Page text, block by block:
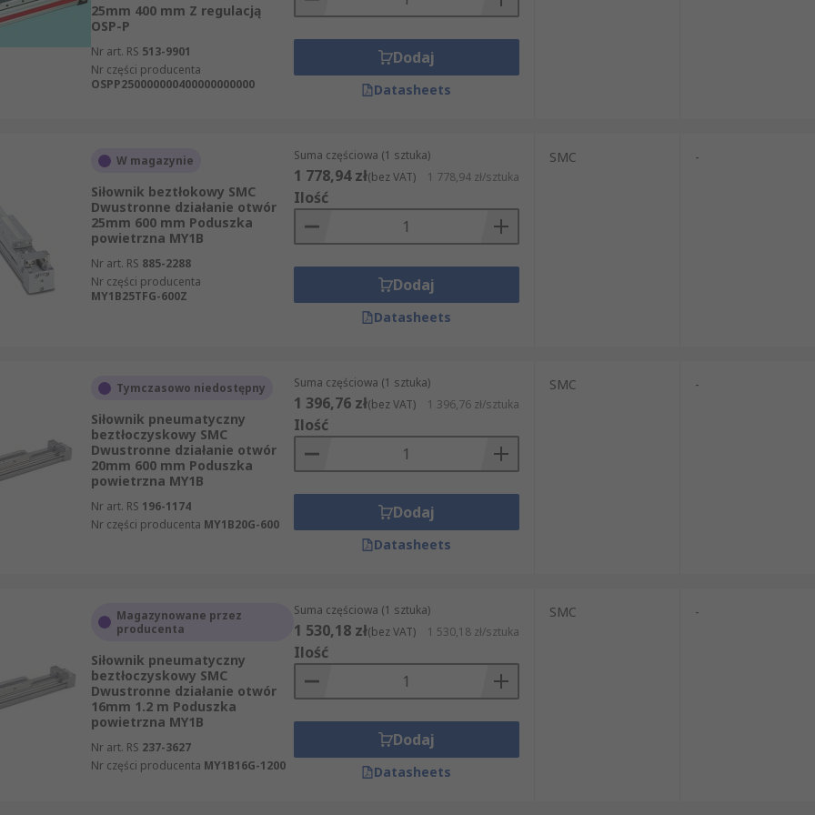
25mm 400 mm Z regulacją
OSP-P
Nr art. RS 513-9901
Nr części producenta
OSPP250000000400000000000
Dodaj
Datasheets
W magazynie
Siłownik beztłokowy SMC
Dwustronne działanie otwór
25mm 600 mm Poduszka
powietrzna MY1B
Nr art. RS 885-2288
Nr części producenta
MY1B25TFG-600Z
Suma częściowa (1 sztuka)
1 778,94 zł(bez VAT) 1 778,94 zł/sztuka
Ilość
Dodaj
Datasheets
SMC -
Tymczasowo niedostępny
Siłownik pneumatyczny
beztłoczyskowy SMC
Dwustronne działanie otwór
20mm 600 mm Poduszka
powietrzna MY1B
Nr art. RS 196-1174
Nr części producenta MY1B20G-600
Suma częściowa (1 sztuka)
1 396,76 zł(bez VAT) 1 396,76 zł/sztuka
Ilość
Dodaj
Datasheets
SMC -
Magazynowane przez
producenta
Siłownik pneumatyczny
beztłoczyskowy SMC
Dwustronne działanie otwór
16mm 1.2 m Poduszka
powietrzna MY1B
Nr art. RS 237-3627
Nr części producenta MY1B16G-1200
Suma częściowa (1 sztuka)
1 530,18 zł(bez VAT) 1 530,18 zł/sztuka
Ilość
Dodaj
Datasheets
SMC -